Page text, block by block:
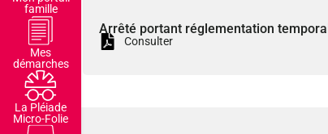
Arrêté portant réglementation
Consulter
famille
Mes
démarches
La Pléiade
Micro-Folie